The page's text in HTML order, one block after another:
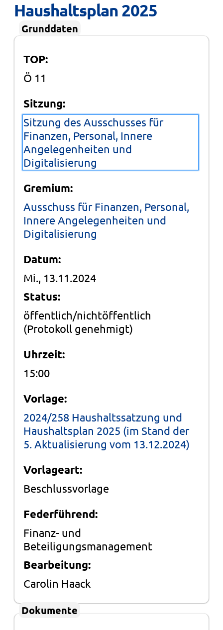
Haushaltsplan 2025
Grunddaten
TOP:
Ö 11
Sitzung:
Sitzung des Ausschusses für
Finanzen, Personal, Innere
Angelegenheiten und
Digitalisierung
Gremium:
Ausschuss für Finanzen, Personal,
Innere Angelegenheiten und
Digitalisierung
Datum:
Mi., 13.11.2024
Status:
öffentlich/nichtöffentlich
(Protokoll genehmigt)
Uhrzeit:
15:00
Vorlage:
2024/258 Haushaltssatzung und
Haushaltsplan 2025 (im Stand der
5. Aktualisierung vom 13.12.2024)
Vorlageart:
Beschlussvorlage
Federführend:
Finanz- und
Beteiligungsmanagement
Bearbeitung:
Carolin Haack
Dokumente